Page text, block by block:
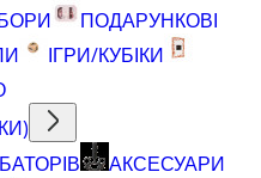
ПОДАРУНКОВІ
ІГРИ/КУБІКИ
АКСЕСУАРИ